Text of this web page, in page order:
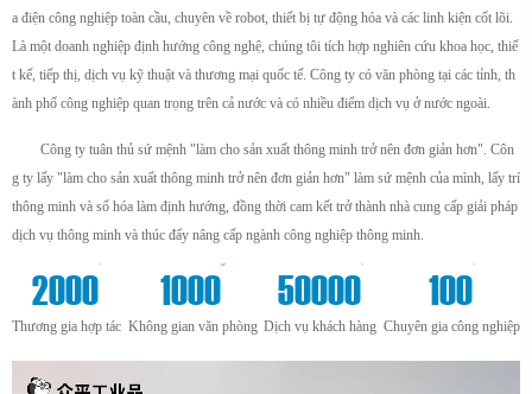
a điện công nghiệp toàn cầu, chuyên về robot, thiết bị tự động hóa và các linh kiện cốt lõi.
Là một doanh nghiệp định hướng công nghệ, chúng tôi tích hợp nghiên cứu khoa học, thiế
t kế, tiếp thị, dịch vụ kỹ thuật và thương mại quốc tế. Công ty có văn phòng tại các tỉnh, th
ành phố công nghiệp quan trọng trên cả nước và có nhiều điểm dịch vụ ở nước ngoài.
Công ty tuân thủ sứ mệnh "làm cho sản xuất thông minh trở nên đơn giản hơn". Côn
g ty lấy "làm cho sản xuất thông minh trở nên đơn giản hơn" làm sứ mệnh của mình, lấy trí
thông minh và số hóa làm định hướng, đồng thời cam kết trở thành nhà cung cấp giải pháp
dịch vụ thông minh và thúc đẩy nâng cấp ngành công nghiệp thông minh.
2000
+
Thương gia hợp tác
1000
m²
Không gian văn phòng
50000
+
Dịch vụ khách hàng
100
+
Chuyên gia công nghiệp